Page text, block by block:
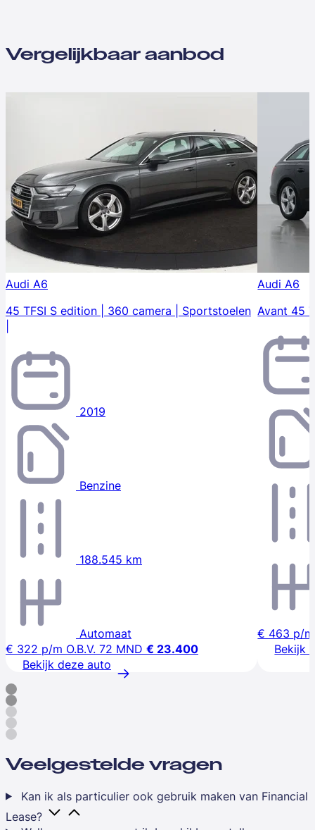
Vergelijkbaar aanbod
Audi A6
45 TFSI S edition | 360 camera | Sportstoelen
2019
Benzine
188.545 km
Automaat
€ 322 p/m O.B.V. 72 MND € 23.400
Bekijk deze auto
Audi A6
Avant 45
€ 463 p/m
Bekijk
Veelgestelde vragen
Kan ik als particulier ook gebruik maken van Financial
Lease?